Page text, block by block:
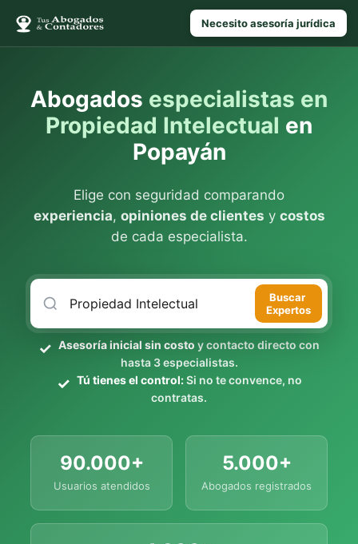
Necesito asesoría jurídica
Abogados especialistas en
Propiedad Intelectual en
Popayán
Elige con seguridad comparando
experiencia, opiniones de clientes y costos
de cada especialista.
Buscar
Expertos
Asesoría inicial sin costo y contacto directo con
hasta 3 especialistas.
Tú tienes el control:Si no te convence, no
contratas.
90.000+
Usuarios atendidos
5.000+
Abogados registrados